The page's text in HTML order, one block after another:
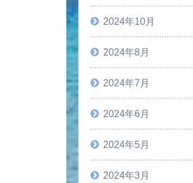
2024年10月
2024年8月
2024年7月
2024年6月
2024年5月
2024年3月